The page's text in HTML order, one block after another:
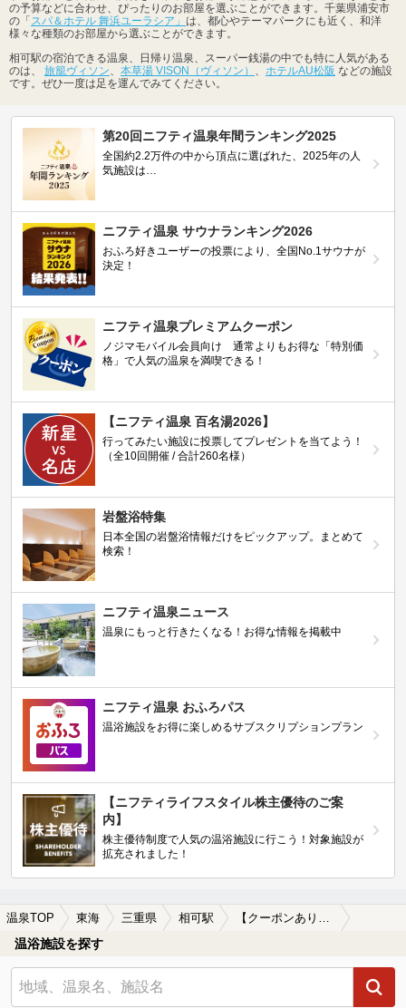
の予算などに合わせ、ぴったりのお部屋を選ぶことができます。千葉県浦安市
の「スパ＆ホテル 舞浜ユーラシア」 は、都心やテーマパークにも近く、和洋
様々な種類のお部屋から選ぶことができます。
相可駅の宿泊できる温泉、日帰り温泉、スーパー銭湯の中でも特に人気がある
のは、 旅籠ヴィソン、 本草湯 VISON（ヴィソン） 、 ホテルAU松阪 などの施設
です。ぜひ一度は足を運んでみてください。
第20回ニフティ温泉年間ランキング2025
全国約2.2万件の中から頂点に選ばれた、2025年の人
気施設は…
ニフティ温泉 サウナランキング2026
おふろ好きユーザーの投票により、全国No.1サウナが
決定！
ニフティ温泉プレミアムクーポン
ノジマモバイル会員向け 通常よりもお得な「特別価
格」で人気の温泉を満喫できる！
【ニフティ温泉 百名湯2026】
行ってみたい施設に投票してプレゼントを当てよう！
（全10回開催 / 合計260名様）
岩盤浴特集
日本全国の岩盤浴情報だけをピックアップ。まとめて
検索！
ニフティ温泉ニュース
温泉にもっと行きたくなる！お得な情報を掲載中
ニフティ温泉 おふろパス
温浴施設をお得に楽しめるサブスクリプションプラン
【ニフティライフスタイル株主優待のご案
内】
株主優待制度で人気の温浴施設に行こう！対象施設が
拡充されました！
温泉TOP 東海 三重県 相可駅 【クーポンあり】相可駅近くの温泉宿・温泉旅館・ホテルおすすめ(2026年版)
温浴施設を探す